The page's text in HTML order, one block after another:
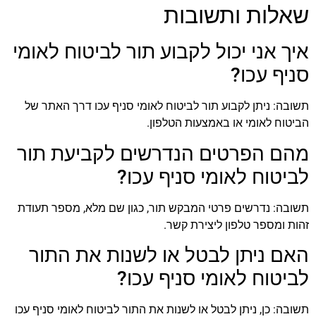
שאלות ותשובות
איך אני יכול לקבוע תור לביטוח לאומי
סניף עכו?
תשובה: ניתן לקבוע תור לביטוח לאומי סניף עכו דרך האתר של
הביטוח לאומי או באמצעות הטלפון.
מהם הפרטים הנדרשים לקביעת תור
לביטוח לאומי סניף עכו?
תשובה: נדרשים פרטי המבקש תור, כגון שם מלא, מספר תעודת
זהות ומספר טלפון ליצירת קשר.
האם ניתן לבטל או לשנות את התור
לביטוח לאומי סניף עכו?
תשובה: כן, ניתן לבטל או לשנות את התור לביטוח לאומי סניף עכו